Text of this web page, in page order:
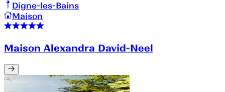
Digne-les-Bains
Maison
Maison Alexandra David-Neel